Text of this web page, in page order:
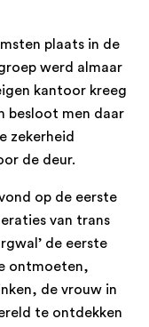
plaats in de
werd almaar
kantoor kreeg
besloot men daar
zekerheid
de deur.
op de eerste
van trans
de eerste
ontmoeten,
de vrouw in
te ontdekken